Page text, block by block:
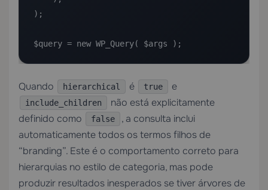
);
$query = new WP_Query( $args );
Quando hierarchical é true e
include_children
não está explicitamente
definido como
false
, a consulta inclui
automaticamente todos os termos filhos de
“branding”. Este é o comportamento correto para
hierarquias no estilo de categoria, mas pode
produzir resultados inesperados se tiver árvores de